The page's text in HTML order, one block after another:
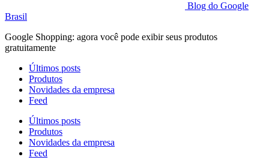
Blog do Google
Brasil
Google Shopping: agora você pode exibir seus produtos
gratuitamente
Últimos posts
Produtos
Novidades da empresa
Feed
Últimos posts
Produtos
Novidades da empresa
Feed